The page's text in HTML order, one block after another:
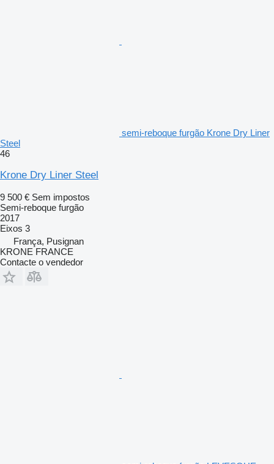
semi-reboque furgão Krone Dry Liner
Steel
46
Krone Dry Liner Steel
9 500 € Sem impostos
Semi-reboque furgão
2017
Eixos 3
França, Pusignan
KRONE FRANCE
Contacte o vendedor